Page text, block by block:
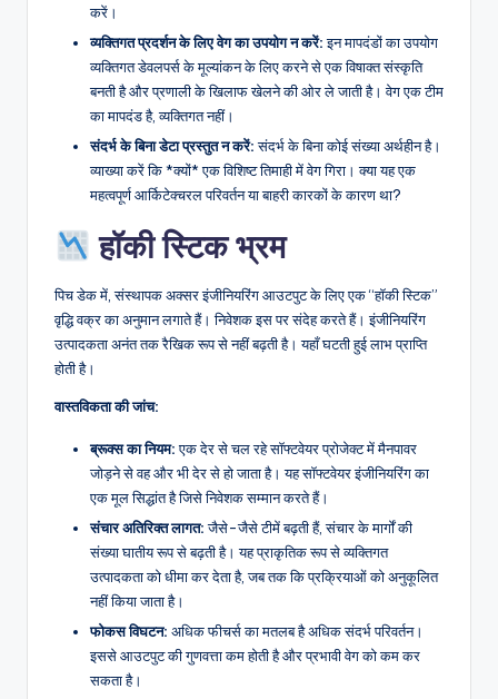
करें।
व्यक्तिगत प्रदर्शन के लिए वेग का उपयोग न करें:इन मापदंडों का उपयोग
व्यक्तिगत डेवलपर्स के मूल्यांकन के लिए करने से एक विषाक्त संस्कृति
बनती है और प्रणाली के खिलाफ खेलने की ओर ले जाती है। वेग एक टीम
का मापदंड है, व्यक्तिगत नहीं।
संदर्भ के बिना डेटा प्रस्तुत न करें:संदर्भ के बिना कोई संख्या अर्थहीन है।
व्याख्या करें कि *क्यों* एक विशिष्ट तिमाही में वेग गिरा। क्या यह एक
महत्वपूर्ण आर्किटेक्चरल परिवर्तन या बाहरी कारकों के कारण था?
हॉकी स्टिक भ्रम
पिच डेक में, संस्थापक अक्सर इंजीनियरिंग आउटपुट के लिए एक “हॉकी स्टिक”
वृद्धि वक्र का अनुमान लगाते हैं। निवेशक इस पर संदेह करते हैं। इंजीनियरिंग
उत्पादकता अनंत तक रैखिक रूप से नहीं बढ़ती है। यहाँ घटती हुई लाभ प्राप्ति
होती है।
वास्तविकता की जांच:
ब्रूक्स का नियम:एक देर से चल रहे सॉफ्टवेयर प्रोजेक्ट में मैनपावर
जोड़ने से वह और भी देर से हो जाता है। यह सॉफ्टवेयर इंजीनियरिंग का
एक मूल सिद्धांत है जिसे निवेशक सम्मान करते हैं।
संचार अतिरिक्त लागत:जैसे-जैसे टीमें बढ़ती हैं, संचार के मार्गों की
संख्या घातीय रूप से बढ़ती है। यह प्राकृतिक रूप से व्यक्तिगत
उत्पादकता को धीमा कर देता है, जब तक कि प्रक्रियाओं को अनुकूलित
नहीं किया जाता है।
फोकस विघटन: अधिक फीचर्स का मतलब है अधिक संदर्भ परिवर्तन।
इससे आउटपुट की गुणवत्ता कम होती है और प्रभावी वेग को कम कर
सकता है।